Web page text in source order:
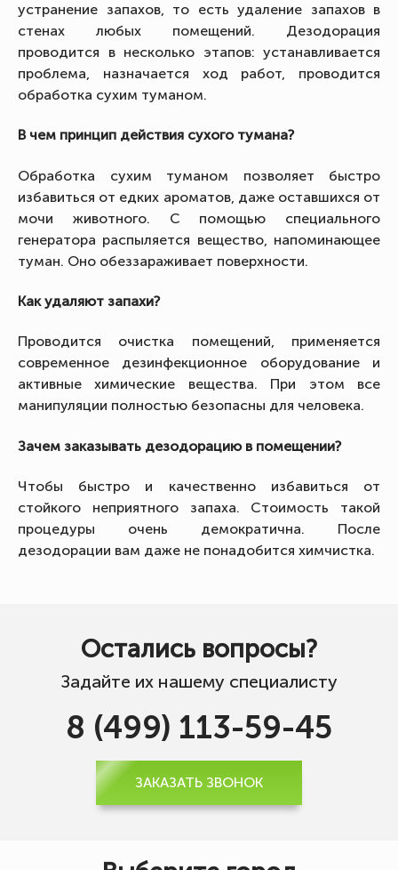
устранение запахов, то есть удаление запахов в
стенах любых помещений. Дезодорация
проводится в несколько этапов: устанавливается
проблема, назначается ход работ, проводится
обработка сухим туманом.
В чем принцип действия сухого тумана?
Обработка сухим туманом позволяет быстро
избавиться от едких ароматов, даже оставшихся от
мочи животного. С помощью специального
генератора распыляется вещество, напоминающее
туман. Оно обеззараживает поверхности.
Как удаляют запахи?
Проводится очистка помещений, применяется
современное дезинфекционное оборудование и
активные химические вещества. При этом все
манипуляции полностью безопасны для человека.
Зачем заказывать дезодорацию в помещении?
Чтобы быстро и качественно избавиться от
стойкого неприятного запаха. Стоимость такой
процедуры очень демократична. После
дезодорации вам даже не понадобится химчистка.
Остались вопросы?
Задайте их нашему специалисту
8 (499) 113-59-45
ЗАКАЗАТЬ ЗВОНОК